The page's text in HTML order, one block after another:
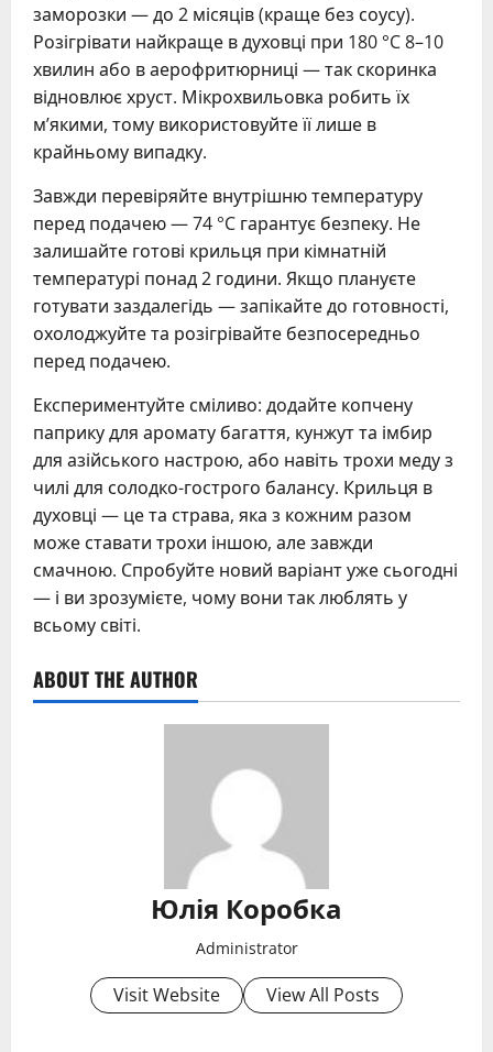
заморозки — до 2 місяців (краще без соусу).
Розігрівати найкраще в духовці при 180 °C 8–10
хвилин або в аерофритюрниці — так скоринка
відновлює хруст. Мікрохвильовка робить їх
м’якими, тому використовуйте її лише в
крайньому випадку.
Завжди перевіряйте внутрішню температуру
перед подачею — 74 °C гарантує безпеку. Не
залишайте готові крильця при кімнатній
температурі понад 2 години. Якщо плануєте
готувати заздалегідь — запікайте до готовності,
охолоджуйте та розігрівайте безпосередньо
перед подачею.
Експериментуйте сміливо: додайте копчену
паприку для аромату багаття, кунжут та імбир
для азійського настрою, або навіть трохи меду з
чилі для солодко-гострого балансу. Крильця в
духовці — це та страва, яка з кожним разом
може ставати трохи іншою, але завжди
смачною. Спробуйте новий варіант уже сьогодні
— і ви зрозумієте, чому вони так люблять у
всьому світі.
ABOUT THE AUTHOR
Юлія Коробка
Administrator
Visit Website View All Posts